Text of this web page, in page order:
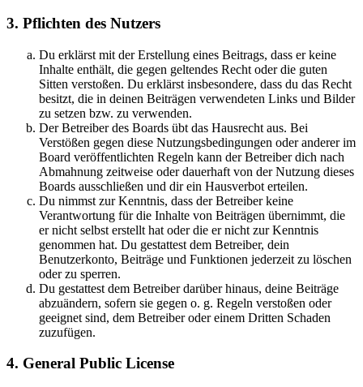
3. Pflichten des Nutzers
Du erklärst mit der Erstellung eines Beitrags, dass er keine
Inhalte enthält, die gegen geltendes Recht oder die guten
Sitten verstoßen. Du erklärst insbesondere, dass du das Recht
besitzt, die in deinen Beiträgen verwendeten Links und Bilder
zu setzen bzw. zu verwenden.
Der Betreiber des Boards übt das Hausrecht aus. Bei
Verstößen gegen diese Nutzungsbedingungen oder anderer im
Board veröffentlichten Regeln kann der Betreiber dich nach
Abmahnung zeitweise oder dauerhaft von der Nutzung dieses
Boards ausschließen und dir ein Hausverbot erteilen.
Du nimmst zur Kenntnis, dass der Betreiber keine
Verantwortung für die Inhalte von Beiträgen übernimmt, die
er nicht selbst erstellt hat oder die er nicht zur Kenntnis
genommen hat. Du gestattest dem Betreiber, dein
Benutzerkonto, Beiträge und Funktionen jederzeit zu löschen
oder zu sperren.
Du gestattest dem Betreiber darüber hinaus, deine Beiträge
abzuändern, sofern sie gegen o. g. Regeln verstoßen oder
geeignet sind, dem Betreiber oder einem Dritten Schaden
zuzufügen.
4. General Public License